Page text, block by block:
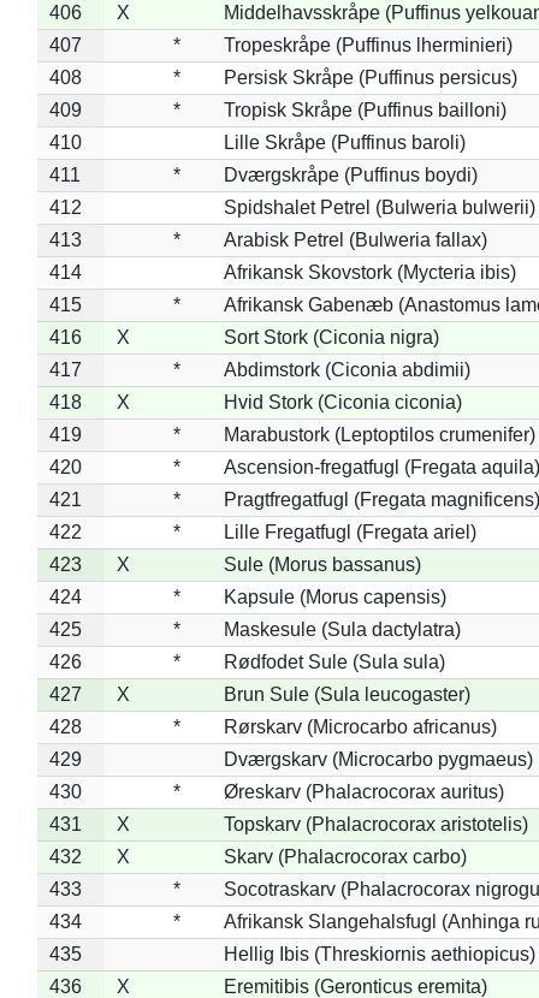
406
X
Middelhavsskråpe (Puffinus
407
*
Tropeskråpe (Puffinus lherminieri)
408
*
Persisk Skråpe (Puffinus persicus)
409
*
Tropisk Skråpe (Puffinus bailloni)
410
Lille Skråpe (Puffinus baroli)
411
*
Dværgskråpe (Puffinus boydi)
412
Spidshalet Petrel (Bulweria bulwerii)
413
*
Arabisk Petrel (Bulweria fallax)
414
Afrikansk Skovstork (Mycteria ibis)
415
*
Afrikansk Gabenæb (Anastomus
416
X
Sort Stork (Ciconia nigra)
417
*
Abdimstork (Ciconia abdimii)
418
X
Hvid Stork (Ciconia ciconia)
419
*
Marabustork (Leptoptilos crumenifer)
420
*
Ascension-fregatfugl (Fregata aquila)
421
*
Pragtfregatfugl (Fregata magnificens)
422
*
Lille Fregatfugl (Fregata ariel)
423
X
Sule (Morus bassanus)
424
*
Kapsule (Morus capensis)
425
*
Maskesule (Sula dactylatra)
426
*
Rødfodet Sule (Sula sula)
427
X
Brun Sule (Sula leucogaster)
428
*
Rørskarv (Microcarbo africanus)
429
Dværgskarv (Microcarbo pygmaeus)
430
*
Øreskarv (Phalacrocorax auritus)
431
X
Topskarv (Phalacrocorax aristotelis)
432
X
Skarv (Phalacrocorax carbo)
433
*
Socotraskarv (Phalacrocorax
434
*
Afrikansk Slangehalsfugl (Anhinga
435
Hellig Ibis (Threskiornis aethiopicus)
436
X
Eremitibis (Geronticus eremita)